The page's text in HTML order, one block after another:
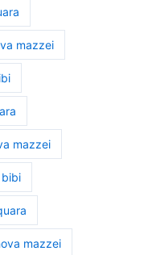
mazzei
mazzei
mazzei